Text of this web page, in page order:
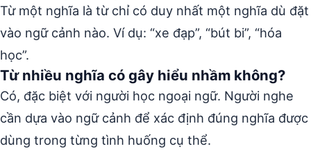
Từ một nghĩa là từ chỉ có duy nhất một nghĩa dù đặt
vào ngữ cảnh nào. Ví dụ: “xe đạp”, “bút bi”, “hóa
học”.
Từ nhiều nghĩa có gây hiểu nhầm không?
Có, đặc biệt với người học ngoại ngữ. Người nghe
cần dựa vào ngữ cảnh để xác định đúng nghĩa được
dùng trong từng tình huống cụ thể.